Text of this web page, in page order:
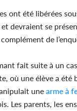
ont été libérées
devraient se
de
fait suite à un
où une élève a été
une arme à
Les parents, les